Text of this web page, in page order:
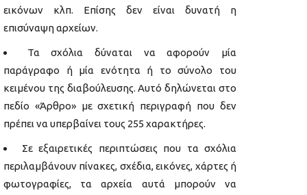
εικόνων κλπ. Επίσης δεν είναι δυνατή η
επισύναψη αρχείων.
Τα σχόλια δύναται να αφορούν μία
παράγραφο ή μία ενότητα ή το σύνολο του
κειμένου της διαβούλευσης. Αυτό δηλώνεται στο
πεδίο «Άρθρο» με σχετική περιγραφή που δεν
πρέπει να υπερβαίνει τους 255 χαρακτήρες.
Σε εξαιρετικές περιπτώσεις που τα σχόλια
περιλαμβάνουν πίνακες, σχέδια, εικόνες, χάρτες ή
φωτογραφίες, τα αρχεία αυτά μπορούν να